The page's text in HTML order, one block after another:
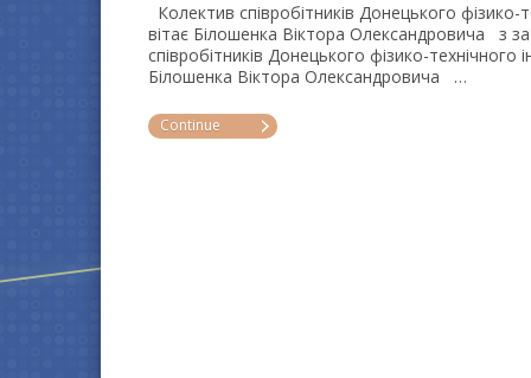
Колектив співробітників Донецького
вітає Білошенка Віктора Олександровича з
співробітників Донецького фізико-
Білошенка Віктора Олександровича …
Continue